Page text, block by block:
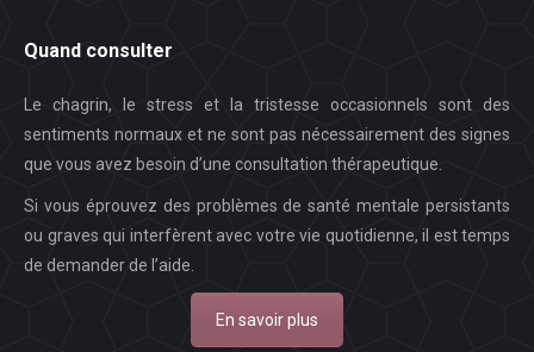
Quand consulter
Le chagrin, le stress et la tristesse occasionnels sont des
sentiments normaux et ne sont pas nécessairement des signes
que vous avez besoin d’une consultation thérapeutique.
Si vous éprouvez des problèmes de santé mentale persistants
ou graves qui interfèrent avec votre vie quotidienne, il est temps
de demander de l’aide.
En savoir plus